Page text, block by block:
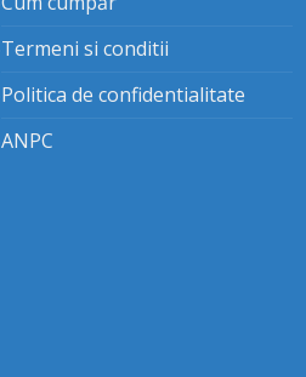
Termeni si conditii
Politica de confidentialitate
ANPC